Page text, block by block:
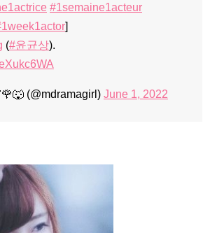
#1semaine1acteur
]
(#윤균상).
(@mdramagirl) June 1, 2022